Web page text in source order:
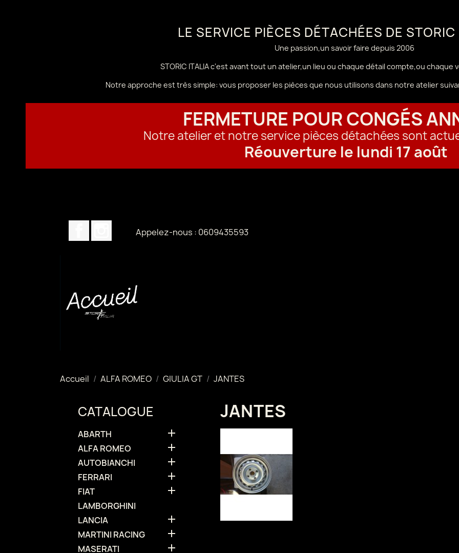
LE SERVICE PIÈCES DÉTACHÉES DE
Une passion,un savoir faire depuis 2006
STORIC ITALIA c'est avant tout un atelier,un lieu ou chaque détail compte,ou chaque
Notre approche est très simple: vous proposer les pièces que nous utilisons dans notre atelier
FERMETURE POUR CONGÉS
Notre atelier et notre service pièces détachées sont
Réouverture le lundi 17 août
Appelez-nous : 0609435593
Accueil ALFA ROMEO GIULIA GT JANTES
CATALOGUE
ABARTH 
ALFA ROMEO 
AUTOBIANCHI 
FERRARI 
FIAT 
LAMBORGHINI
LANCIA

MARTINI RACING 
MASERATI 
JANTES